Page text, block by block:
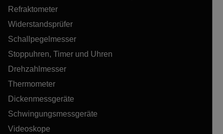
Refraktometer
Widerstandsprüfer
Schallpegelmesser
Stoppuhren, Timer und Uhren
Drehzahlmesser
Thermometer
Dickenmessgeräte
Schwingungsmessgeräte
Videoskope